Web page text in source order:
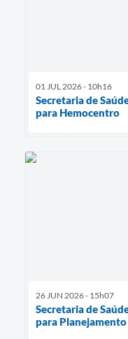
01 JUL 2026 - 10h16
Secretaria de
para Hemocentro
26 JUN 2026 - 15h07
Secretaria de
para